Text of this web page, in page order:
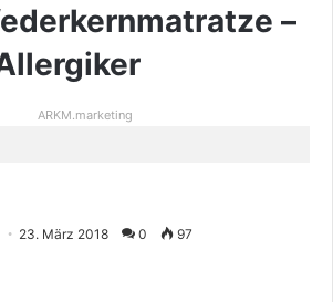
–
ARKM.marketing
23. März 2018 0 97